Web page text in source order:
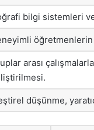
bilgi sistemleri
arası
düşünme,